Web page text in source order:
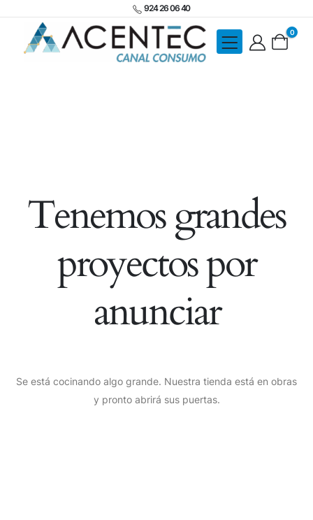
924 26 06 40
0
Tenemos grandes
proyectos por
anunciar
Se está cocinando algo grande. Nuestra tienda está en obras
y pronto abrirá sus puertas.